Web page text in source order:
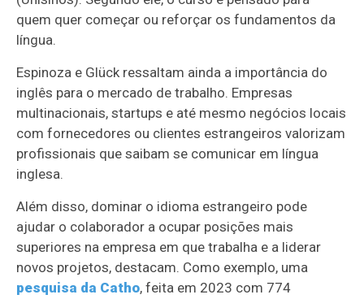
quem quer começar ou reforçar os fundamentos da
língua.
Espinoza e Glück ressaltam ainda a importância do
inglês para o mercado de trabalho. Empresas
multinacionais, startups e até mesmo negócios locais
com fornecedores ou clientes estrangeiros valorizam
profissionais que saibam se comunicar em língua
inglesa.
Além disso, dominar o idioma estrangeiro pode
ajudar o colaborador a ocupar posições mais
superiores na empresa em que trabalha e a liderar
novos projetos, destacam. Como exemplo, uma
pesquisa da Catho, feita em 2023 com 774